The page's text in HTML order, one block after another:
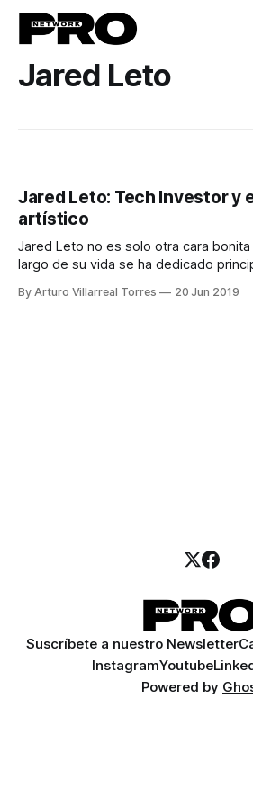
Jared Leto
Jared Leto: Tech Investor y
artístico
Jared Leto no es solo otra cara
largo de su vida se ha dedicado
actuación en Dallas Buyers Club y a la
By Arturo Villarreal Torres 20 Jun 2019
Suscríbete a nuestro Newsletter
InstagramYoutube
Powered by